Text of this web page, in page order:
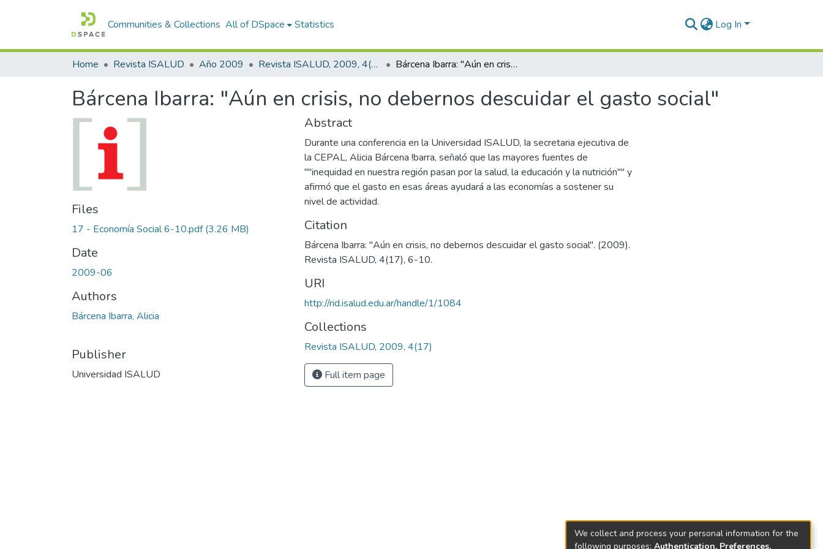
Communities & Collections All of DSpace Statistics Log In
Home Revista ISALUD Año 2009 Revista ISALUD, 2009, 4(17) Bárcena Ibarra: "Aún en crisis, no debernos descuidar el gasto social"
Bárcena Ibarra: "Aún en crisis, no debernos descuidar el gasto social"
Files
17 - Economía Social 6-10.pdf(3.26 MB)
Date
2009-06
Authors
Bárcena Ibarra, Alicia
Publisher
Universidad ISALUD
Abstract
Durante una conferencia en la Universidad ISALUD, Ia secretaria ejecutiva de
la CEPAL, Alicia Bárcena !barra, señaló que las mayores fuentes de
""inequidad en nuestra región pasan por la salud, la educación y la nutrición"" y
afirmó que el gasto en esas áreas ayudará a las economías a sostener su
nivel de actividad.
Citation
Bárcena Ibarra: "Aún en crisis, no debernos descuidar el gasto social". (2009).
Revista ISALUD, 4(17), 6-10.
URI
http://rid.isalud.edu.ar/handle/1/1084
Collections
Revista ISALUD, 2009, 4(17)
Full item page
We collect and process your personal information for the
following purposes: Authentication, Preferences,